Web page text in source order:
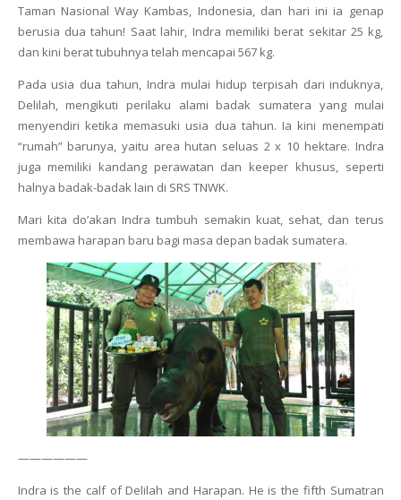
Taman Nasional Way Kambas, Indonesia, dan hari ini ia genap
berusia dua tahun! Saat lahir, Indra memiliki berat sekitar 25 kg,
dan kini berat tubuhnya telah mencapai 567 kg.
Pada usia dua tahun, Indra mulai hidup terpisah dari induknya,
Delilah, mengikuti perilaku alami badak sumatera yang mulai
menyendiri ketika memasuki usia dua tahun. Ia kini menempati
“rumah” barunya, yaitu area hutan seluas 2 x 10 hektare. Indra
juga memiliki kandang perawatan dan keeper khusus, seperti
halnya badak-badak lain di SRS TNWK.
Mari kita do’akan Indra tumbuh semakin kuat, sehat, dan terus
membawa harapan baru bagi masa depan badak sumatera.
——————
Indra is the calf of Delilah and Harapan. He is the fifth Sumatran